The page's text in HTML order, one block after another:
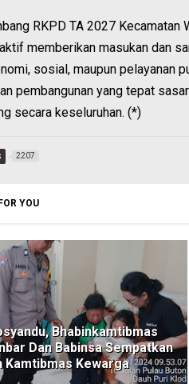
RKPD TA 2027 Kecamatan
memberikan masukan dan
sosial, maupun pelayanan
pembangunan yang tepat
secara keseluruhan. (*)
2207
YOU
Bhabinkamtibmas
Dan Babinsa Sempatkan
Kamtibmas Kewarga